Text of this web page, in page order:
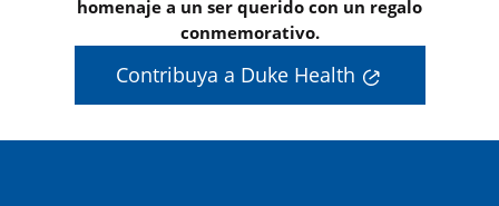
homenaje a un ser querido con un regalo
conmemorativo.
Contribuya a Duke Health